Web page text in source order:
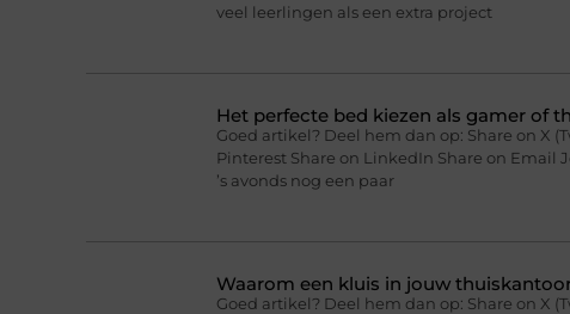
veel leerlingen als een extra project
Het perfecte bed kiezen als gamer of
Goed artikel? Deel hem dan op: Share on X
Pinterest Share on LinkedIn Share on Email
’s avonds nog een paar
Waarom een kluis in jouw
Goed artikel? Deel hem dan op: Share on X